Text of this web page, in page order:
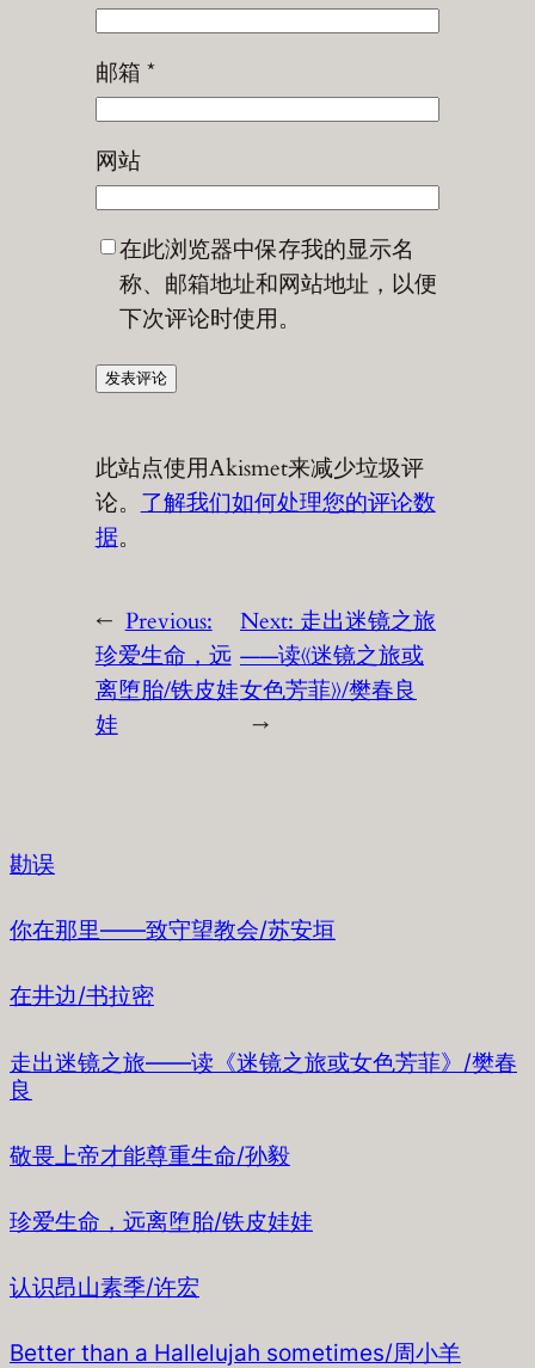
邮箱 *
网站
在此浏览器中保存我的显示名
称、邮箱地址和网站地址，以便
下次评论时使用。
此站点使用Akismet来减少垃圾评
论。 了解我们如何处理您的评论数
据。
← Previous:
珍爱生命，远
离堕胎/铁皮娃
娃
Next: 走出迷镜之旅
——读《迷镜之旅或
女色芳菲》/樊春良
→
勘误
你在那里——致守望教会/苏安垣
在井边/书拉密
走出迷镜之旅——读《迷镜之旅或女色芳菲》/樊春
良
敬畏上帝才能尊重生命/孙毅
珍爱生命，远离堕胎/铁皮娃娃
认识昂山素季/许宏
Better than a Hallelujah sometimes/周小羊